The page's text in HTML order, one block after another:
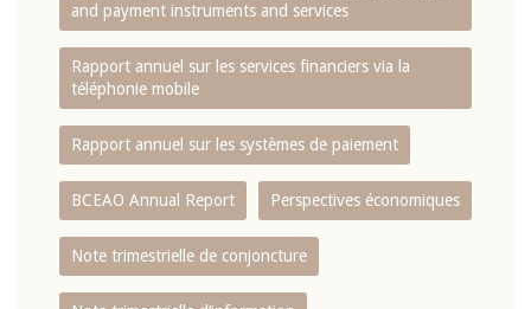
and payment instruments and services
Rapport annuel sur les services financiers via la
téléphonie mobile
Rapport annuel sur les systèmes de paiement
BCEAO Annual Report Perspectives économiques
Note trimestrielle de conjoncture